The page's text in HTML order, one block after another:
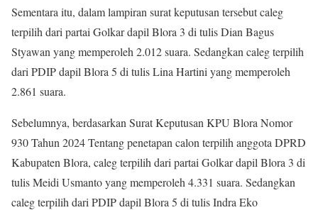
Sementara itu, dalam lampiran surat keputusan tersebut caleg
terpilih dari partai Golkar dapil Blora 3 di tulis Dian Bagus
Styawan yang memperoleh 2.012 suara. Sedangkan caleg terpilih
dari PDIP dapil Blora 5 di tulis Lina Hartini yang memperoleh
2.861 suara.
Sebelumnya, berdasarkan Surat Keputusan KPU Blora Nomor
930 Tahun 2024 Tentang penetapan calon terpilih anggota DPRD
Kabupaten Blora, caleg terpilih dari partai Golkar dapil Blora 3 di
tulis Meidi Usmanto yang memperoleh 4.331 suara. Sedangkan
caleg terpilih dari PDIP dapil Blora 5 di tulis Indra Eko